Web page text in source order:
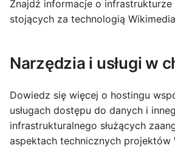
ć
y
z
Infrastruktura techniczna
Znajdź informacje o infrastrukturze
stojących za technologią
Narzędzia i usługi w
Dowiedz się więcej o hostingu
usługach dostępu do danych i
infrastrukturalnego służących
aspektach technicznych projektów